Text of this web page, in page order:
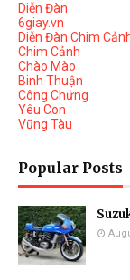
Diễn Đàn
6giay.vn
Diễn Đàn Chim
Chim Cảnh
Chào Mào
Binh Thuận
Công Chứng
Yêu Con
Vũng Tàu
Popular Posts